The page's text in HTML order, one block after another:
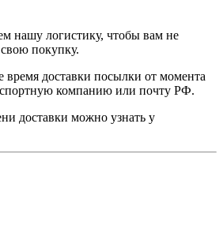
нашу логистику, чтобы вам не
покупку.
время доставки посылки от момента
компанию или почту РФ.
доставки можно узнать у